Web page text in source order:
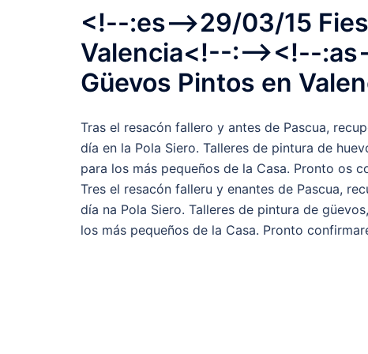
<!--:es-->29/03/15
Valencia<!--:--><!--
Güevos Pintos en
Tras el resacón fallero y antes de Pascua,
día en la Pola Siero. Talleres de pintura de
para los más pequeños de la Casa. Pronto os
Tres el resacón falleru y enantes de Pascua,
día na Pola Siero. Talleres de pintura de
los más pequeños de la Casa. Pronto